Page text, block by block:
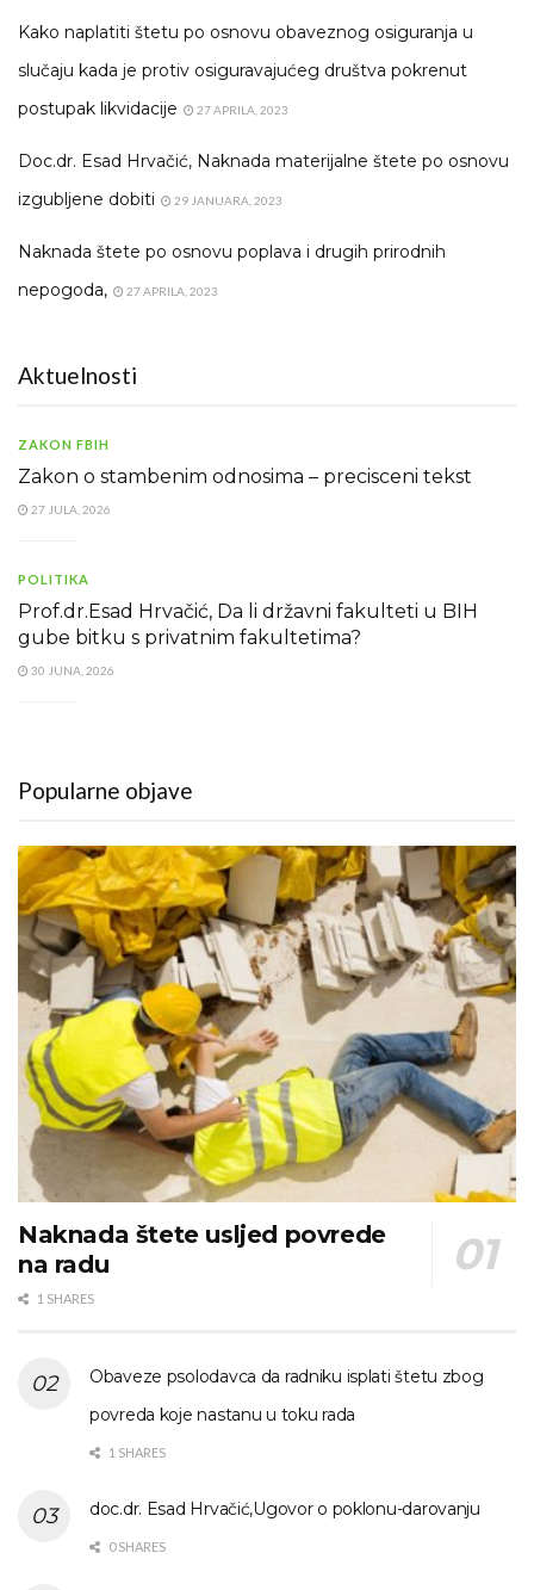
Kako naplatiti štetu po osnovu obaveznog osiguranja u
slučaju kada je protiv osiguravajućeg društva pokrenut
postupak likvidacije
27 APRILA, 2023
Doc.dr. Esad Hrvačić, Naknada materijalne štete po osnovu
izgubljene dobiti
29 JANUARA, 2023
Naknada štete po osnovu poplava i drugih prirodnih
nepogoda,
27 APRILA, 2023
Aktuelnosti
ZAKON FBIH
Zakon o stambenim odnosima – precisceni tekst
27 JULA, 2026
POLITIKA
Prof.dr.Esad Hrvačić, Da li državni fakulteti u BIH
gube bitku s privatnim fakultetima?
30 JUNA, 2026
Popularne objave
Naknada štete usljed povrede
na radu
1 SHARES
Obaveze psolodavca da radniku isplati štetu zbog
povreda koje nastanu u toku rada
1 SHARES
doc.dr. Esad Hrvačić,Ugovor o poklonu-darovanju
0 SHARES